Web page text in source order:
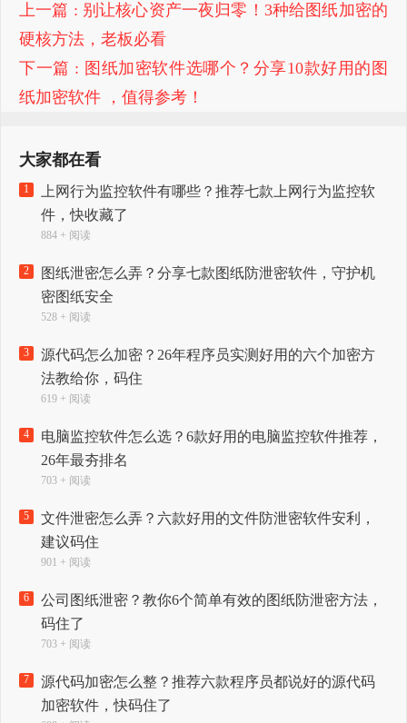
上一篇 : 别让核心资产一夜归零！3种给图纸加密的
硬核方法，老板必看
下一篇 : 图纸加密软件选哪个？分享10款好用的图
纸加密软件 ，值得参考！
大家都在看
1
上网行为监控软件有哪些？推荐七款上网行为监控软
件，快收藏了
884 + 阅读
2
图纸泄密怎么弄？分享七款图纸防泄密软件，守护机
密图纸安全
528 + 阅读
3
源代码怎么加密？26年程序员实测好用的六个加密方
法教给你，码住
619 + 阅读
4
电脑监控软件怎么选？6款好用的电脑监控软件推荐，
26年最夯排名
703 + 阅读
5
文件泄密怎么弄？六款好用的文件防泄密软件安利，
建议码住
901 + 阅读
6
公司图纸泄密？教你6个简单有效的图纸防泄密方法，
码住了
703 + 阅读
7
源代码加密怎么整？推荐六款程序员都说好的源代码
加密软件，快码住了